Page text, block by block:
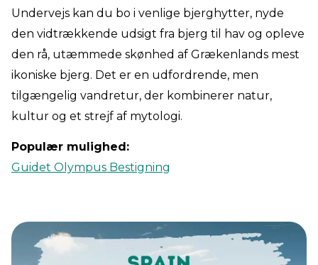
Undervejs kan du bo i venlige bjerghytter, nyde
den vidtrækkende udsigt fra bjerg til hav og opleve
den rå, utæmmede skønhed af Grækenlands mest
ikoniske bjerg. Det er en udfordrende, men
tilgængelig vandretur, der kombinerer natur,
kultur og et strejf af mytologi.
Populær mulighed:
Guidet Olympus Bestigning